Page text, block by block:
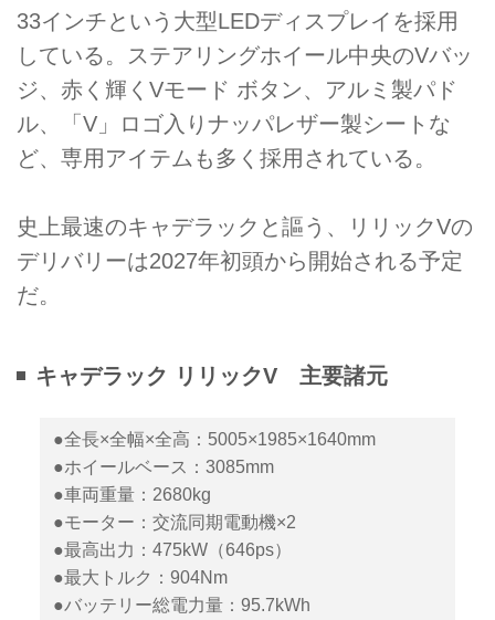
33インチという大型LEDディスプレイを採用
している。ステアリングホイール中央のVバッ
ジ、赤く輝くVモード ボタン、アルミ製パド
ル、「V」ロゴ入りナッパレザー製シートな
ど、専用アイテムも多く採用されている。
史上最速のキャデラックと謳う、リリックVの
デリバリーは2027年初頭から開始される予定
だ。
キャデラック リリックV 主要諸元
●全長×全幅×全高：5005×1985×1640mm
●ホイールベース：3085mm
●車両重量：2680kg
●モーター：交流同期電動機×2
●最高出力：475kW（646ps）
●最大トルク：904Nm
●バッテリー総電力量：95.7kWh